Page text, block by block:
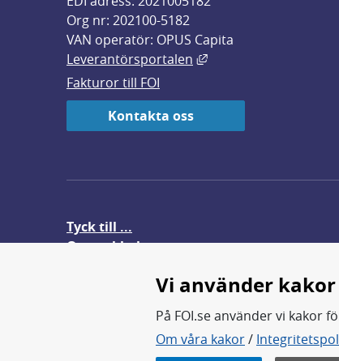
Org nr: 202100-5182
VAN operatör: OPUS Capita
Leverantörsportalen
Länk till annan
Fakturor till FOI
Kontakta oss
Tyck till ...
Om webbplatsen
FOI forskar för en säkrare
Vi använder kakor
På FOI.se använder vi kakor
Om våra kakor/